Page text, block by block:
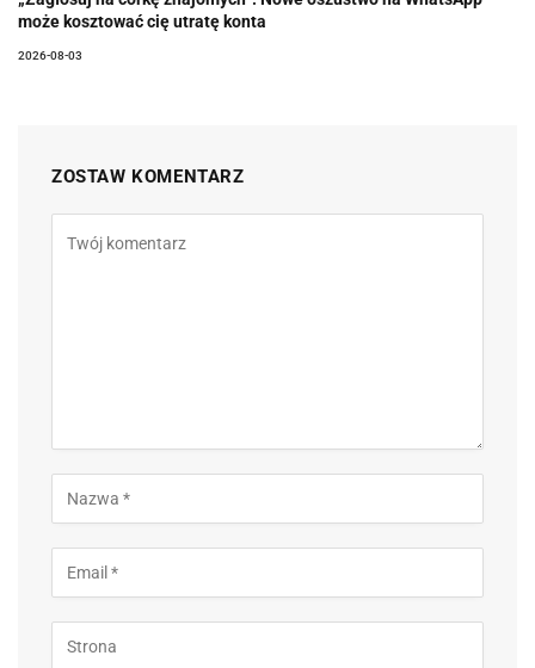
może kosztować cię utratę konta
2026-08-03
ZOSTAW KOMENTARZ